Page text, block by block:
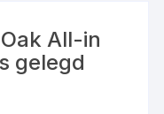
All-in
gelegd